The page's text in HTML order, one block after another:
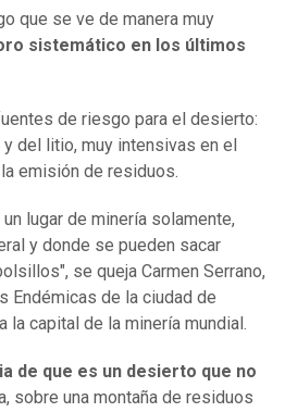
que se ve de manera muy
sistemático en los últimos
de riesgo para el desierto:
del litio, muy intensivas en el
emisión de residuos.
lugar de minería solamente,
y donde se pueden sacar
se queja Carmen Serrano,
Endémicas de la ciudad de
la capital de la minería mundial.
de que es un desierto que no
sobre una montaña de residuos